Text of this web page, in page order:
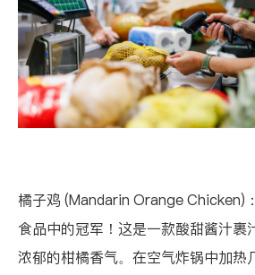
橘子鸡 (Mandarin Orange Chicken)
食品中的冠军！这是一款酸甜酱汁裹
浓郁的柑橘香气。在空气炸锅中加热